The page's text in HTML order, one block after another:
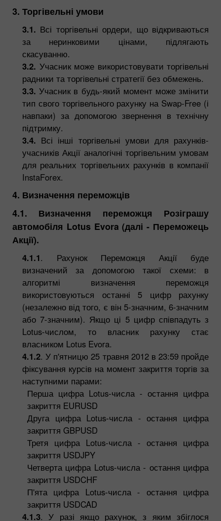
3. Торгівельні умови
3.1. Всі торгівельні ордери, що відкриваються
за неринковими цінами, підлягають
скасуванню.
3.2. Учасник може використовувати торгівельні
радники та торгівельні стратегії без обмежень.
3.3. Учасник в будь-який момент може змінити
тип свого торгівельного рахунку на Swap-Free (і
навпаки) за допомогою звернення в технічну
підтримку.
3.4. Всі інші торгівельні умови для рахунків-
учасників Акції аналогічні торгівельним умовам
для реальних торгівельних рахунків в компанії
InstaForex.
4. Визначення переможців
4.1. Визначення переможця Розіграшу
автомобіля Lotus Evora (далі - Переможець
Акції).
4.1.1. Рахунок Переможця Акції буде
визначений за допомогою такої схеми: в
алгоритмі визначення переможця
використовуються останні 5 цифр рахунку
(незалежно від того, є він 5-значним, 6-значним
або 7-значним). Якщо ці 5 цифр співпадуть з
Lotus-числом, то власник рахунку стає
власником Lotus Evora.
4.1.2. У п'ятницю 25 травня 2012 в 23:59 пройде
фіксування курсів на момент закриття торгів за
наступними парами:
Перша цифра Lotus-числа - остання цифра
закриття EURUSD
Друга цифра Lotus-числа - остання цифра
закриття GBPUSD
Третя цифра Lotus-числа - остання цифра
закриття USDJPY
Четверта цифра Lotus-числа - остання цифра
закриття USDCHF
П'ята цифра Lotus-числа - остання цифра
закриття USDCAD
4.1.3. У разі якщо рахунок, з яким збіглося